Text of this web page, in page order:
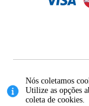
Nós coletamos
Utilize as opções
coleta de cookies.
RUA JUMECY